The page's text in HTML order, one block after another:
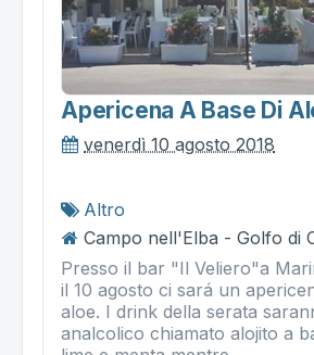
Apericena A Base Di
venerdì 10 agosto 2018
Altro
Campo nell'Elba - Golfo di
Presso il bar "Il Veliero"a
il 10 agosto ci sará un
aloe. I drink della serata
analcolico chiamato alojito a